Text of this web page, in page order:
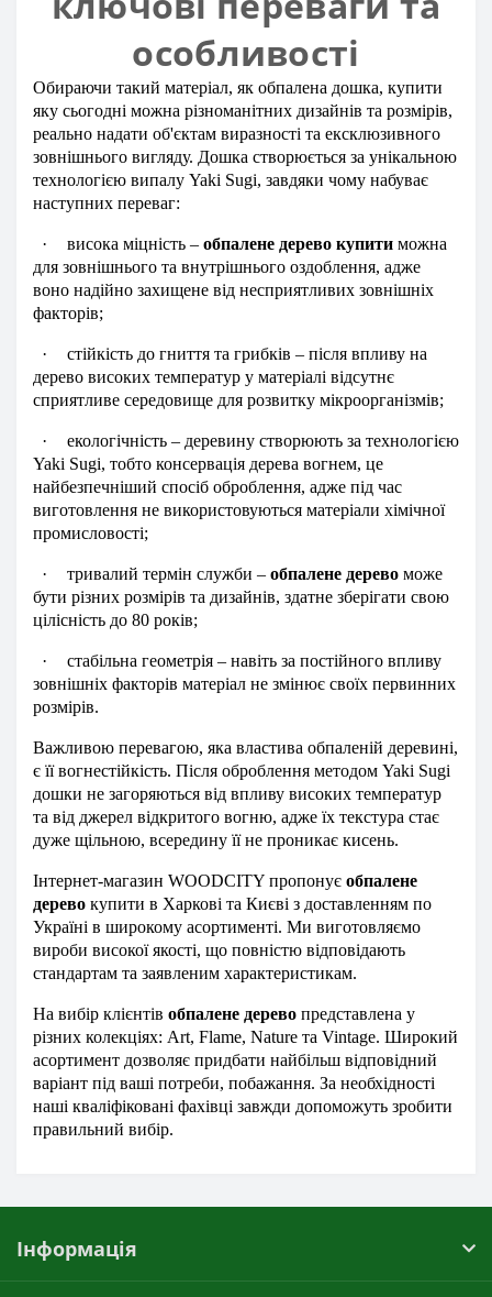
особливості
Обираючи такий матеріал, як обпалена дошка, купити
яку сьогодні можна різноманітних дизайнів та розмірів,
реально надати об'єктам виразності та ексклюзивного
зовнішнього вигляду. Дошка створюється за унікальною
технологією випалу Yaki Sugi, завдяки чому набуває
наступних переваг:
· висока міцність – обпалене дерево купити можна
для зовнішнього та внутрішнього оздоблення, адже
воно надійно захищене від несприятливих зовнішніх
факторів;
·
стійкість до гниття та грибків – після впливу на
дерево високих температур у матеріалі відсутнє
сприятливе середовище для розвитку мікроорганізмів;
·
екологічність – деревину створюють за технологією
Yaki Sugi, тобто консервація дерева вогнем, це
найбезпечніший спосіб оброблення, адже під час
виготовлення не використовуються матеріали хімічної
промисловості;
· тривалий термін служби – обпалене дерево може
бути різних розмірів та дизайнів, здатне зберігати свою
цілісність до 80 років;
·
стабільна геометрія – навіть за постійного впливу
зовнішніх факторів матеріал не змінює своїх первинних
розмірів.
Важливою перевагою, яка властива обпаленій деревині,
є її вогнестійкість. Після оброблення методом Yaki Sugi
дошки не загоряються від впливу високих температур
та від джерел відкритого вогню, адже їх текстура стає
дуже щільною, всередину її не проникає кисень.
Інтернет-магазин WOODCITY пропонує обпалене
дерево купити в Харкові та Києві з доставленням по
Україні в широкому асортименті. Ми виготовляємо
вироби високої якості, що повністю відповідають
стандартам та заявленим характеристикам.
На вибір клієнтів обпалене дерево представлена у
різних колекціях: Art, Flame, Nature та Vintage. Широкий
асортимент дозволяє придбати найбільш відповідний
варіант під ваші потреби, побажання. За необхідності
наші кваліфіковані фахівці завжди допоможуть зробити
правильний вибір.
Інформація